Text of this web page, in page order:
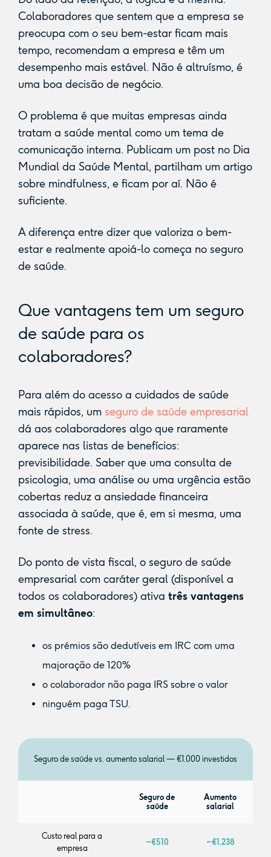
Colaboradores que sentem que a empresa se
preocupa com o seu bem-estar ficam mais
tempo, recomendam a empresa e têm um
desempenho mais estável. Não é altruísmo, é
uma boa decisão de negócio.
O problema é que muitas empresas ainda
tratam a saúde mental como um tema de
comunicação interna. Publicam um post no Dia
Mundial da Saúde Mental, partilham um artigo
sobre mindfulness, e ficam por aí. Não é
suficiente.
A diferença entre dizer que valoriza o bem-
estar e realmente apoiá-lo começa no seguro
de saúde.
Que vantagens tem um seguro
de saúde para os
colaboradores?
Para além do acesso a cuidados de saúde
mais rápidos, um seguro de saúde empresarial
dá aos colaboradores algo que raramente
aparece nas listas de benefícios:
previsibilidade. Saber que uma consulta de
psicologia, uma análise ou uma urgência estão
cobertas reduz a ansiedade financeira
associada à saúde, que é, em si mesma, uma
fonte de stress.
Do ponto de vista fiscal, o seguro de saúde
empresarial com caráter geral (disponível a
todos os colaboradores) ativa três vantagens
em simultâneo:
os prémios são dedutíveis em IRC com uma
majoração de 120%
o colaborador não paga IRS sobre o valor
ninguém paga TSU.
Seguro de saúde vs. aumento salarial — €1.000 investidos
Seguro de
saúde
Aumento
salarial
Custo real para a
empresa
~€510 ~€1.238